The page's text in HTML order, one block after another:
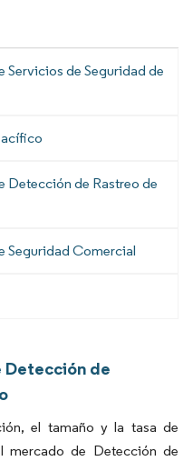
Servicios de Seguridad de
Detección de Rastreo de
Seguridad Comercial
Detección de
el tamaño y la tasa de
mercado de Detección de